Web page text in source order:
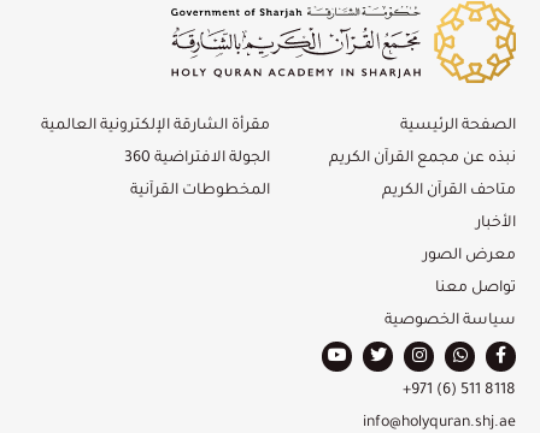
الصفحة الرئيسية
نبذه عن مجمع القرآن الكريم
متاحف القرآن الكريم
مقرأة الشارقة الإلكترونية العالمية
الجولة الافتراضية 360
المخطوطات القرآنية
الأخبار
معرض الصور
تواصل معنا
سياسة الخصوصية
+971 (6) 511 8118
info@holyquran.shj.ae